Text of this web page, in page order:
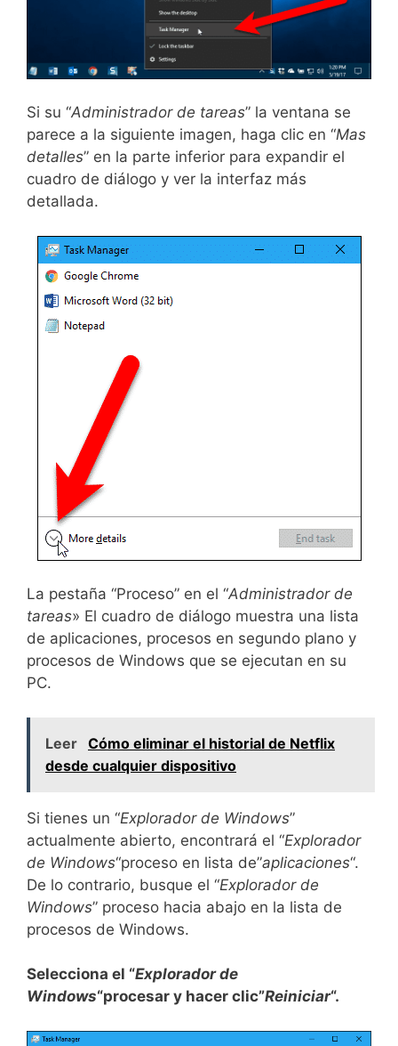
Si su “Administrador de tareas” la ventana se
parece a la siguiente imagen, haga clic en “Mas
detalles” en la parte inferior para expandir el
cuadro de diálogo y ver la interfaz más
detallada.
La pestaña “Proceso” en el “Administrador de
tareas» El cuadro de diálogo muestra una lista
de aplicaciones, procesos en segundo plano y
procesos de Windows que se ejecutan en su
PC.
Leer Cómo eliminar el historial de Netflix
desde cualquier dispositivo
Si tienes un “Explorador de Windows”
actualmente abierto, encontrará el “Explorador
de Windows“proceso en lista de”aplicaciones“.
De lo contrario, busque el “Explorador de
Windows” proceso hacia abajo en la lista de
procesos de Windows.
Selecciona el “Explorador de
Windows“procesar y hacer clic”Reiniciar“.